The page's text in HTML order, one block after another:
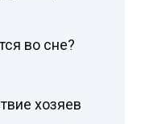
во сне?
хозяев